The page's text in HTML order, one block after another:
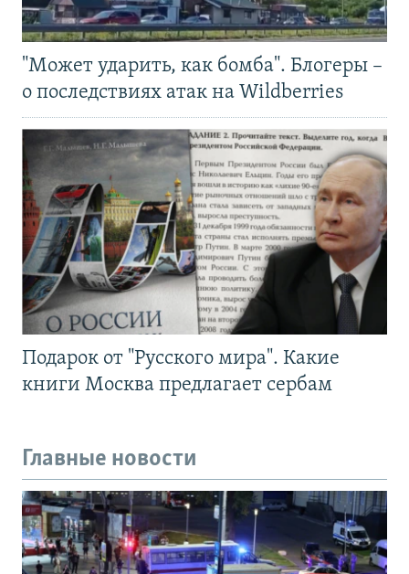
"Может ударить, как бомба". Блогеры –
о последствиях атак на Wildberries
Подарок от "Русского мира". Какие
книги Москва предлагает сербам
Главные новости